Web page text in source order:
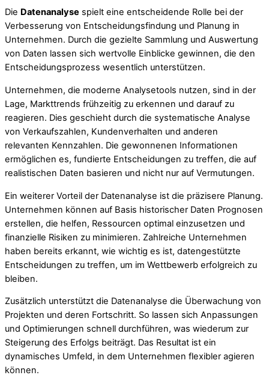
Die Datenanalyse spielt eine entscheidende Rolle bei der
Verbesserung von Entscheidungsfindung und Planung in
Unternehmen. Durch die gezielte Sammlung und Auswertung
von Daten lassen sich wertvolle Einblicke gewinnen, die den
Entscheidungsprozess wesentlich unterstützen.
Unternehmen, die moderne Analysetools nutzen, sind in der
Lage, Markttrends frühzeitig zu erkennen und darauf zu
reagieren. Dies geschieht durch die systematische Analyse
von Verkaufszahlen, Kundenverhalten und anderen
relevanten Kennzahlen. Die gewonnenen Informationen
ermöglichen es, fundierte Entscheidungen zu treffen, die auf
realistischen Daten basieren und nicht nur auf Vermutungen.
Ein weiterer Vorteil der Datenanalyse ist die präzisere Planung.
Unternehmen können auf Basis historischer Daten Prognosen
erstellen, die helfen, Ressourcen optimal einzusetzen und
finanzielle Risiken zu minimieren. Zahlreiche Unternehmen
haben bereits erkannt, wie wichtig es ist, datengestützte
Entscheidungen zu treffen, um im Wettbewerb erfolgreich zu
bleiben.
Zusätzlich unterstützt die Datenanalyse die Überwachung von
Projekten und deren Fortschritt. So lassen sich Anpassungen
und Optimierungen schnell durchführen, was wiederum zur
Steigerung des Erfolgs beiträgt. Das Resultat ist ein
dynamisches Umfeld, in dem Unternehmen flexibler agieren
können.